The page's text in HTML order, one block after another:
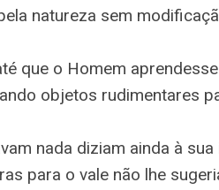
natureza sem
que o Homem
objetos rudimentares
nada diziam ainda à sua
para o vale não lhe